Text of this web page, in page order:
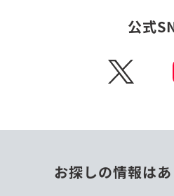
公式
X
お探しの情報は